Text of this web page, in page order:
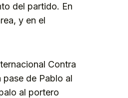
del partido. En
y en el
Contra
de Pablo al
al portero